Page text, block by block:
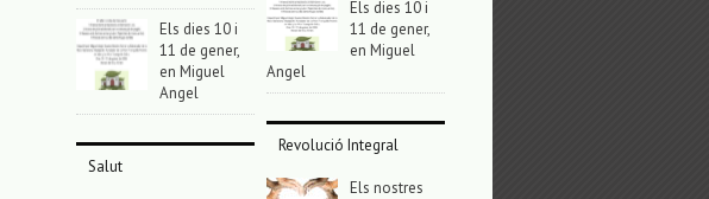
Els dies 10 i
11 de gener,
en Miguel
Angel
Salut
Els dies 10 i
11 de gener,
en Miguel
Angel
Revolució Integral
Els nostres